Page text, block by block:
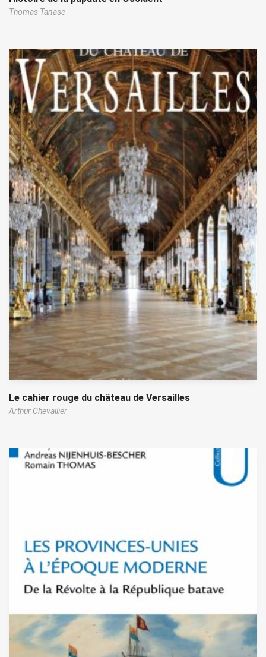
Thomas Tanase
Le cahier rouge du château de Versailles
Arthur Chevallier